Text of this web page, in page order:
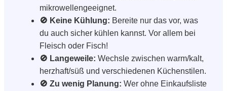
mikrowellengeeignet.
🚫 Keine Kühlung: Bereite nur das vor, was
du auch sicher kühlen kannst. Vor allem bei
Fleisch oder Fisch!
🚫 Langeweile: Wechsle zwischen warm/kalt,
herzhaft/süß und verschiedenen Küchenstilen.
🚫 Zu wenig Planung: Wer ohne Einkaufsliste